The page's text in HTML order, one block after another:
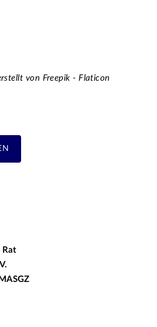
von Freepik - Flaticon
Rat
MASGZ